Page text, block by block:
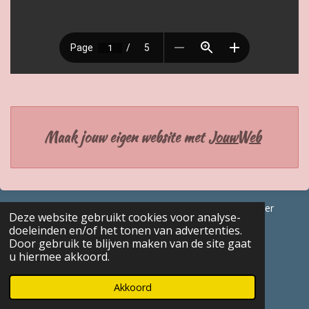
Deze website gebruikt cookies voor analyse-
doeleinden en/of het tonen van advertenties.
Door gebruik te blijven maken van de site gaat
u hiermee akkoord.
Akkoord
Maak jouw eigen website met JouwWeb
© 2017 - 2026 GENEALOGISCHE Bijdragen Marc Van Acker
Powered byJouwWeb